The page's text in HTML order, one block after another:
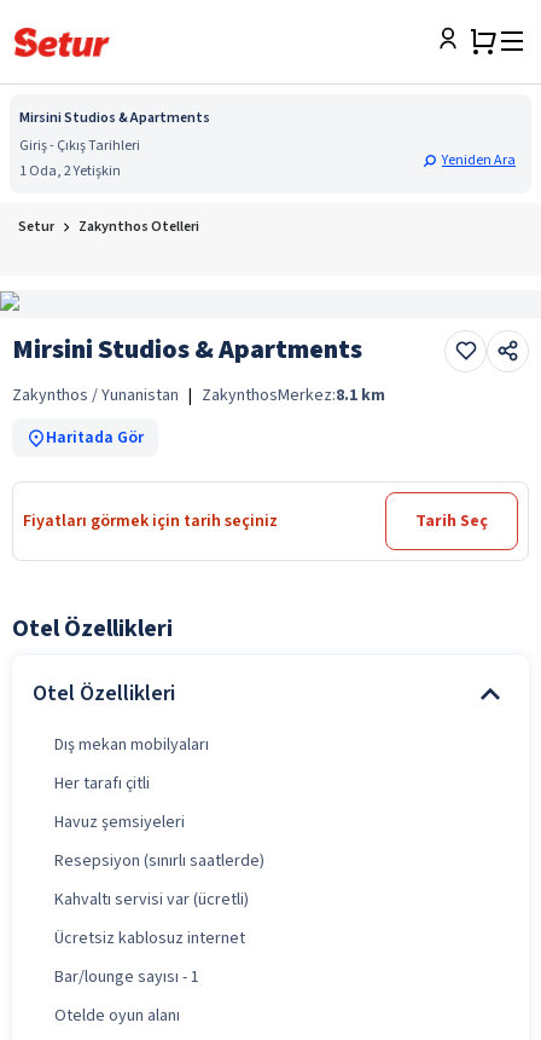
Mirsini Studios & Apartments
Giriş - Çıkış Tarihleri
1 Oda, 2 Yetişkin
Yeniden Ara
Setur Zakynthos Otelleri
Mirsini Studios & Apartments
Zakynthos / Yunanistan | ZakynthosMerkez:8.1 km
Haritada Gör
Fiyatları görmek için tarih seçiniz Tarih Seç
Otel Özellikleri
Otel Özellikleri
Dış mekan mobilyaları
Her tarafı çitli
Havuz şemsiyeleri
Resepsiyon (sınırlı saatlerde)
Kahvaltı servisi var (ücretli)
Ücretsiz kablosuz internet
Bar/lounge sayısı - 1
Otelde oyun alanı